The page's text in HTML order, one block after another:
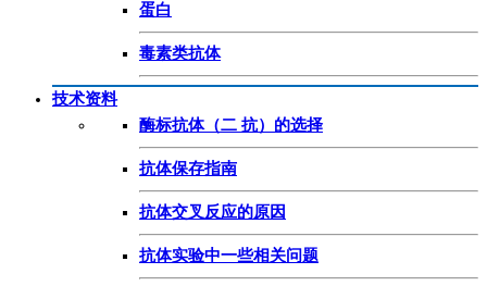
蛋白
毒素类抗体
技术资料
酶标抗体（二 抗）的选择
抗体保存指南
抗体交叉反应的原因
抗体实验中一些相关问题